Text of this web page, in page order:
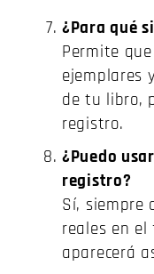
¿Para qué
Permite
ejemplares
de tu libro,
registro.
¿Puedo
registro?
Sí, siempre
reales en el
aparecerá